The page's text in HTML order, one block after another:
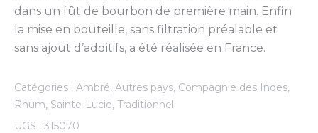
dans un fût de bourbon de première main. Enfin
la mise en bouteille, sans filtration préalable et
sans ajout d’additifs, a été réalisée en France.
Catégories : Ambré, Autres pays, Compagnie des Indes,
Rhum, Sainte-Lucie, Traditionnel
UGS : 315070